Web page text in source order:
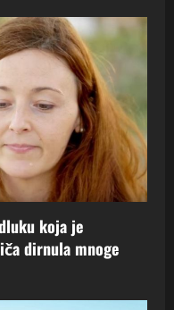
koja je
dirnula mnoge